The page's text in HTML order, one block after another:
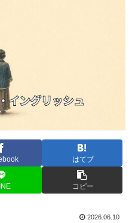
はてブ
コピー
2026.06.10